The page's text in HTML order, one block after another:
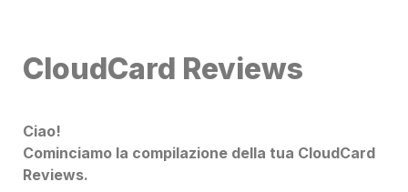
CloudCard Reviews
Cominciamo la compilazione della tua CloudCard
Reviews.